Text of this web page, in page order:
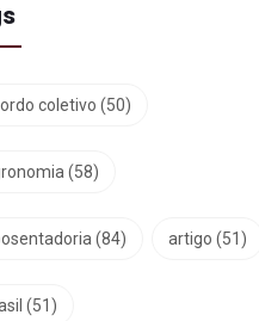
coletivo (50)
(58)
(84) artigo (51)
(51)